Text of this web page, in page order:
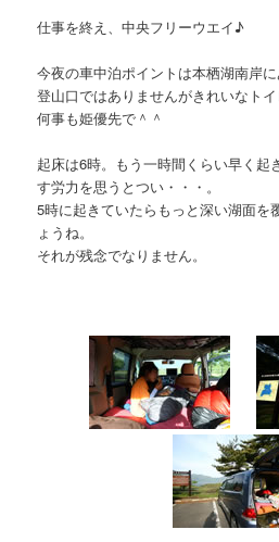
仕事を終え、中央フリーウエイ♪
今夜の車中泊ポイントは本栖湖南岸に
登山口ではありませんがきれいなトイ
何事も姫優先で＾＾
起床は6時。もう一時間くらい早く起
す労力を思うとつい・・・。
5時に起きていたらもっと深い湖面を
ょうね。
それが残念でなりません。